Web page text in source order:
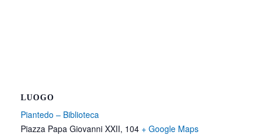
LUOGO
Piantedo – Biblioteca
Piazza Papa Giovanni XXII, 104 + Google Maps